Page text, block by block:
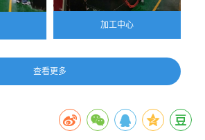
加工中心
查看更多